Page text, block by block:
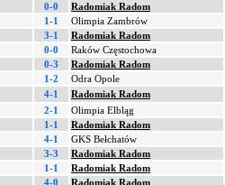
0-0 Radomiak Radom
1-1 Olimpia Zambrów
3-1 Radomiak Radom
0-0 Raków Częstochowa
0-3 Radomiak Radom
1-2 Odra Opole
4-1 Radomiak Radom
2-1 Olimpia Elbląg
1-1 Radomiak Radom
4-1 GKS Bełchatów
3-3 Radomiak Radom
1-1 Radomiak Radom
4-0 Radomiak Radom